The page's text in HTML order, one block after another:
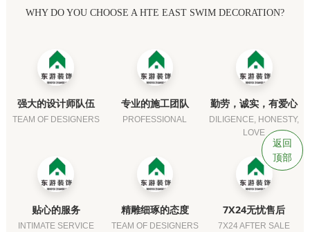
WHY DO YOU CHOOSE A HTE EAST SWIM DECORATION?
强大的设计师队伍
TEAM OF DESIGNERS
专业的施工团队
PROFESSIONAL
勤劳，诚实，有爱心
DILIGENCE, HONESTY,
LOVE
贴心的服务
INTIMATE SERVICE
精雕细琢的态度
TEAM OF DESIGNERS
7X24无忧售后
7X24 AFTER SALE
返回
顶部